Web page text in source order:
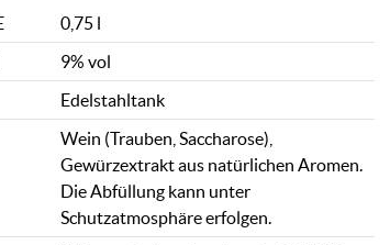
0,75 l
9% vol
Edelstahltank
Wein (Trauben, Saccharose),
Gewürzextrakt aus natürlichen Aromen.
Die Abfüllung kann unter
Schutzatmosphäre erfolgen.